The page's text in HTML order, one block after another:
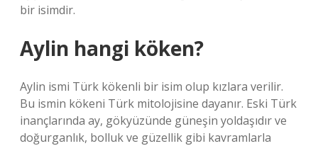
bir isimdir.
Aylin hangi köken?
Aylin ismi Türk kökenli bir isim olup kızlara verilir.
Bu ismin kökeni Türk mitolojisine dayanır. Eski Türk
inançlarında ay, gökyüzünde güneşin yoldaşıdır ve
doğurganlık, bolluk ve güzellik gibi kavramlarla